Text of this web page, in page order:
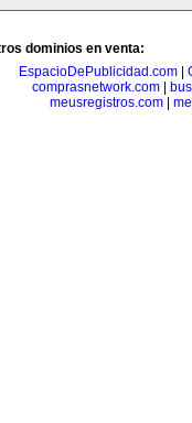
dominios en venta:
EspacioDePublicidad.com|
comprasnetwork.com
meusregistros.com